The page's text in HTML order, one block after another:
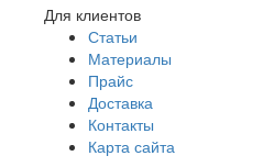
Для клиентов
Статьи
Материалы
Прайс
Доставка
Контакты
Карта сайта